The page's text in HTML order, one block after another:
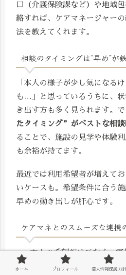
口（介護保険課など）や地域
絡すれば、ケアマネージャー
法を教えてくれます。
相談のタイミングは“早め”が
「本人の様子が少し気になる
も…」と思っているうちに、
き出す方も多く見られます。で
たタイミング”がベストな相談
ることで、施設の見学や体験
も余裕が持てます。
最近では利用希望者が増えて
いケースも。希望条件に合う施
早めの動き出しが肝心です。
ケアマネとのスムーズな連携
本人の希望だけでなく、
状況も正直に伝える
ホーム プロフィール 個人情報保護方針